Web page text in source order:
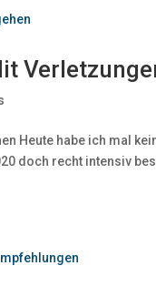
Heute habe ich mal
doch recht intensiv